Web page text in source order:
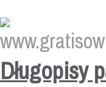
Długopisy